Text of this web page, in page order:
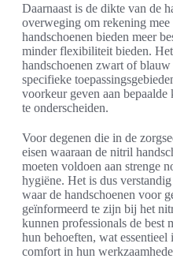
Daarnaast is de dikte van de
overweging om rekening
handschoenen bieden meer
minder flexibiliteit bieden.
handschoenen zwart of
specifieke
voorkeur geven aan
te onderscheiden.
Voor degenen die in de
eisen waaraan de nitril
moeten voldoen aan strenge
hygiëne. Het is dus
waar de handschoenen voor
geïnformeerd te zijn bij het
kunnen professionals de best
hun behoeften, wat
comfort in hun